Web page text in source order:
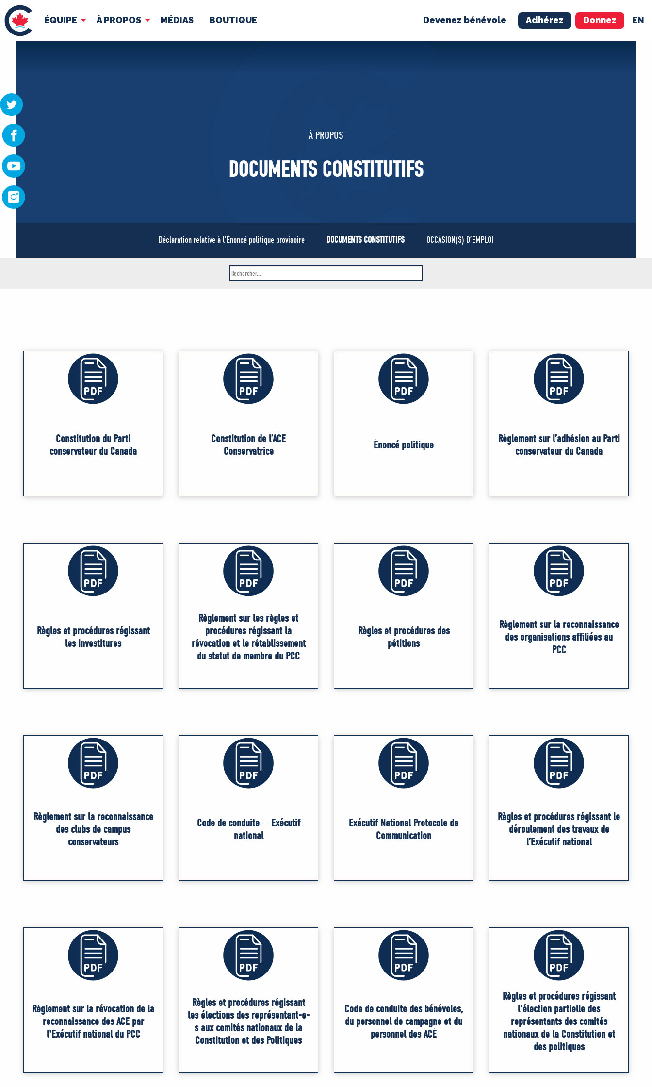
ÉQUIPE À PROPOS MÉDIAS BOUTIQUE Devenez bénévole Adhérez Donnez EN
ÉQUIPE À PROPOS MÉDIAS BÉNÉVOLE ADHÉREZ
BOUTIQUE
À PROPOS
DOCUMENTS CONSTITUTIFS
Déclaration relative à l’Énoncé politique provisoire DOCUMENTS CONSTITUTIFS OCCASION(S) D’EMPLOI
Constitution du Parti
conservateur du Canada
Constitution de l’ACÉ
Conservatrice
Énoncé politique
Règlement sur l’adhésion au Parti
conservateur du Canada
Règles et procédures régissant
les investitures
Règlement sur les règles et
procédures régissant la
révocation et le rétablissement
du statut de membre du PCC
Règles et procédures des
pétitions
Règlement sur la reconnaissance
des organisations affiliées au
PCC
Règlement sur la reconnaissance
des clubs de campus
conservateurs
Code de conduite — Exécutif
national
Exécutif National Protocole de
Communication
Règles et procédures régissant le
déroulement des travaux de
l’Exécutif national
Règlement sur la révocation de la
reconnaissance des ACÉ par
l'Exécutif national du PCC
Règles et procédures régissant
les élections des représentant-e-
s aux comités nationaux de la
Constitution et des Politiques
Code de conduite des bénévoles,
du personnel de campagne et du
personnel des ACÉ
Règles et procédures régissant
l'élection partielle des
représentants des comités
nationaux de la Constitution et
des politiques